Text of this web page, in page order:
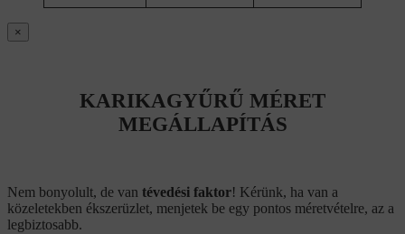
×
KARIKAGYŰRŰ MÉRET
MEGÁLLAPÍTÁS
Nem bonyolult, de van tévedési faktor! Kérünk, ha van a
közeletekben ékszerüzlet, menjetek be egy pontos méretvételre, az a
legbiztosabb.